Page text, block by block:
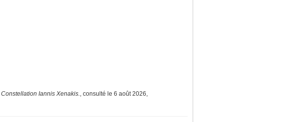
Constellation Iannis Xenakis., consulté le 6 août 2026,